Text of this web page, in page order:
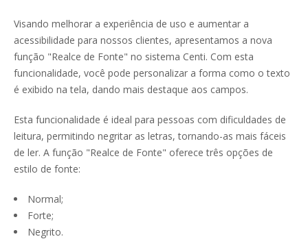
Visando melhorar a experiência de uso e aumentar a
acessibilidade para nossos clientes, apresentamos a nova
função "Realce de Fonte" no sistema Centi. Com esta
funcionalidade, você pode personalizar a forma como o texto
é exibido na tela, dando mais destaque aos campos.
Esta funcionalidade é ideal para pessoas com dificuldades de
leitura, permitindo negritar as letras, tornando-as mais fáceis
de ler. A função "Realce de Fonte" oferece três opções de
estilo de fonte:
Normal;
Forte;
Negrito.